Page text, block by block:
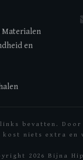
Materialen
en
bevatten. Door
kost niets extra en
2026 Bijna